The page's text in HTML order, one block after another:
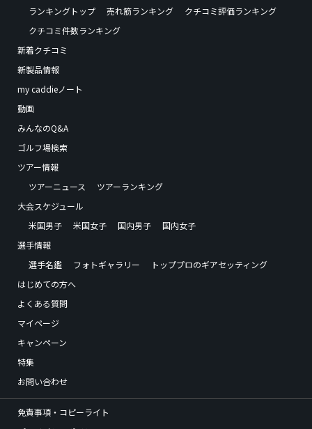
ランキングトップ
売れ筋ランキング
クチコミ評価ランキング
クチコミ件数ランキング
新着クチコミ
新製品情報
my caddieノート
動画
みんなのQ&A
ゴルフ場検索
ツアー情報
ツアーニュース
ツアーランキング
大会スケジュール
米国男子
米国女子 国内男子
国内女子
選手情報
選手名鑑
フォトギャラリー
トッププロのギアセッティング
はじめての方へ
よくある質問
マイページ
キャンペーン
特集
お問い合わせ
免責事項・コピーライト